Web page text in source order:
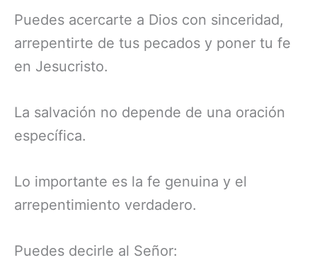
Puedes acercarte a Dios con sinceridad,
arrepentirte de tus pecados y poner tu fe
en Jesucristo.
La salvación no depende de una oración
específica.
Lo importante es la fe genuina y el
arrepentimiento verdadero.
Puedes decirle al Señor: